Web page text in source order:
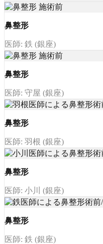
鼻整形
医師: 鉄 (銀座)
鼻整形
医師: 守屋 (銀座)
鼻整形
医師: 羽根 (銀座)
鼻整形
医師: 小川 (銀座)
鼻整形
医師: 鉄 (銀座)